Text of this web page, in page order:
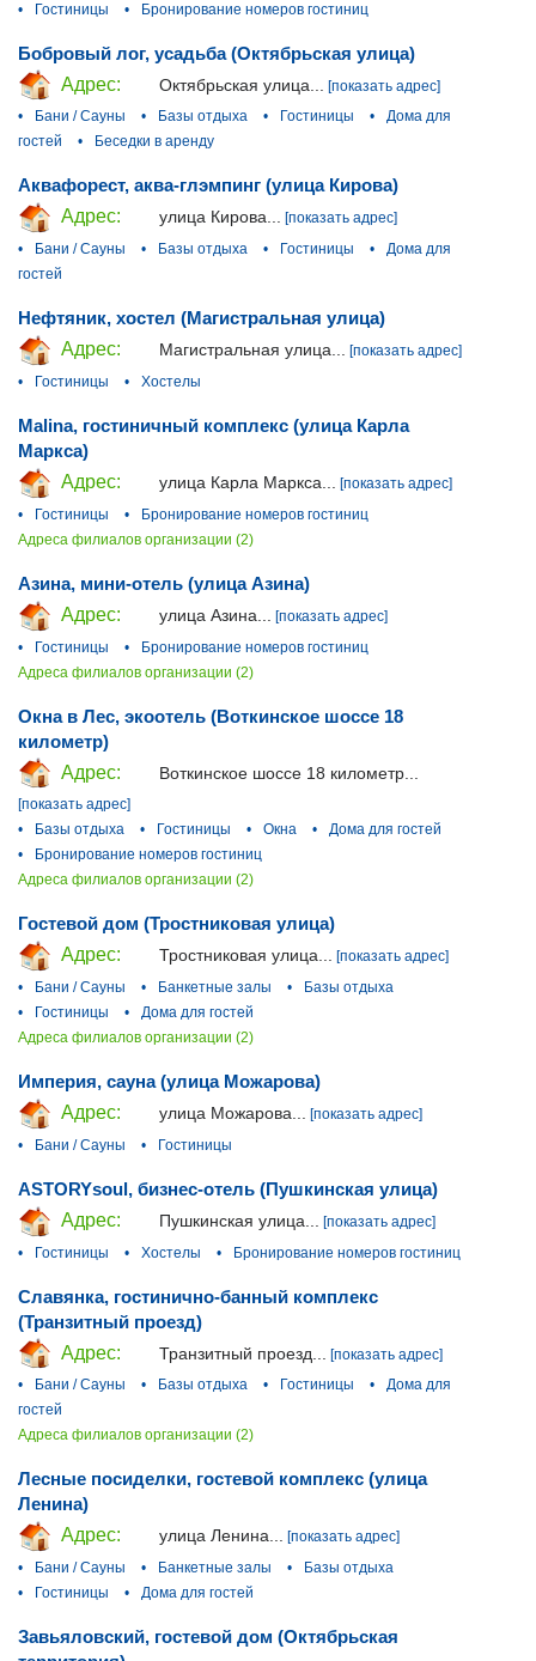
• Гостиницы • Бронирование номеров гостиниц
Бобровый лог, усадьба (Октябрьская улица)
Адрес:
Октябрьская улица...
[показать адрес]
•
Бани / Сауны • Базы отдыха • Гостиницы •
Дома для
гостей
• Беседки в аренду
Аквафорест, аква-глэмпинг (улица Кирова)
Адрес:
улица Кирова... [показать адрес]
•
Бани / Сауны • Базы отдыха • Гостиницы •
Дома для
гостей
Нефтяник, хостел (Магистральная улица)
Адрес:
Магистральная улица... [показать адрес]
•
Гостиницы • Хостелы
Malina, гостиничный комплекс (улица Карла
Маркса)
Адрес:
улица Карла Маркса...
[показать адрес]
•
Гостиницы •
Бронирование номеров гостиниц
Адреса филиалов организации (2)
Азина, мини-отель (улица Азина)
Адрес:
улица Азина...
[показать адрес]
•
Гостиницы •
Бронирование номеров гостиниц
Адреса филиалов организации (2)
Окна в Лес, экоотель (Воткинское шоссе 18
километр)
Адрес:
Воткинское шоссе 18 километр...
[показать адрес]
•
Базы отдыха • Гостиницы • Окна •
Дома для гостей
•
Бронирование номеров гостиниц
Адреса филиалов организации (2)
Гостевой дом (Тростниковая улица)
Адрес:
Тростниковая улица... [показать адрес]
•
Бани / Сауны • Банкетные залы •
Базы отдыха
•
Гостиницы •
Дома для гостей
Адреса филиалов организации (2)
Империя, сауна (улица Можарова)
Адрес:
улица Можарова...
[показать адрес]
•
Бани / Сауны • Гостиницы
ASTORYsoul, бизнес-отель (Пушкинская улица)
Адрес:
Пушкинская улица...
[показать адрес]
•
Гостиницы • Хостелы • Бронирование номеров гостиниц
Славянка, гостинично-банный комплекс
(Транзитный проезд)
Адрес:
Транзитный проезд...
[показать адрес]
•
Бани / Сауны • Базы отдыха • Гостиницы •
Дома для
гостей
Адреса филиалов организации (2)
Лесные посиделки, гостевой комплекс (улица
Ленина)
Адрес:
улица Ленина... [показать адрес]
•
Бани / Сауны • Банкетные залы •
Базы отдыха
•
Гостиницы • Дома для гостей
Завьяловский, гостевой дом (Октябрьская